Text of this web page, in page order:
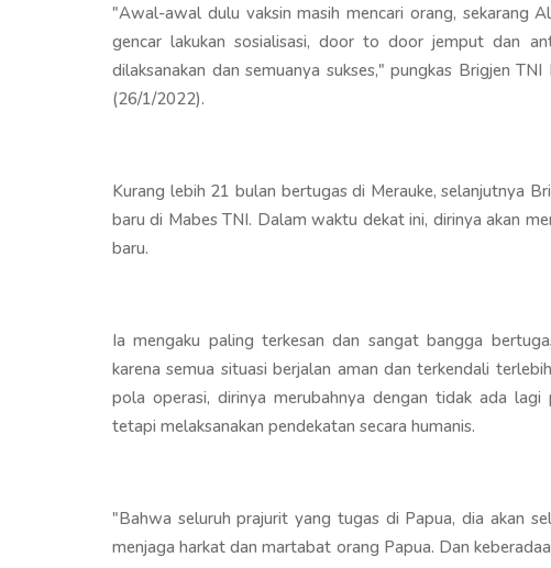
"Awal-awal dulu vaksin masih mencari orang, sekarang
gencar lakukan sosialisasi, door to door jemput dan
dilaksanakan dan semuanya sukses," pungkas Brigjen
(26/1/2022).
Kurang lebih 21 bulan bertugas di Merauke, selanjutnya
baru di Mabes TNI. Dalam waktu dekat ini, dirinya akan
baru.
Ia mengaku paling terkesan dan sangat bangga
karena semua situasi berjalan aman dan terkendali
pola operasi, dirinya merubahnya dengan tidak ada lagi
tetapi melaksanakan pendekatan secara humanis.
"Bahwa seluruh prajurit yang tugas di Papua, dia akan
menjaga harkat dan martabat orang Papua. Dan